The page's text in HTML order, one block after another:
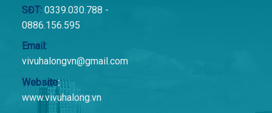
SĐT:0339.030.788 -
0886.156.595
Email:
vivuhalongvn@gmail.com
Website:
www.vivuhalong.vn